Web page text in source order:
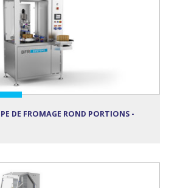
DE FROMAGE ROND PORTIONS -